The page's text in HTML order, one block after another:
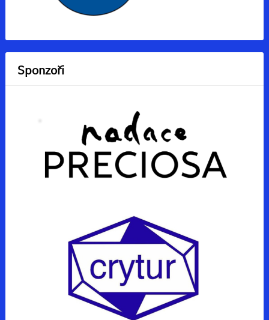
Sponzoři